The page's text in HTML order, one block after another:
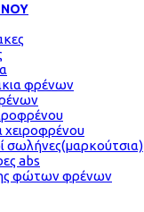
φρένων
χειροφρένου
σωλήνες(μαρκούτσια)
abs
φώτων φρένων